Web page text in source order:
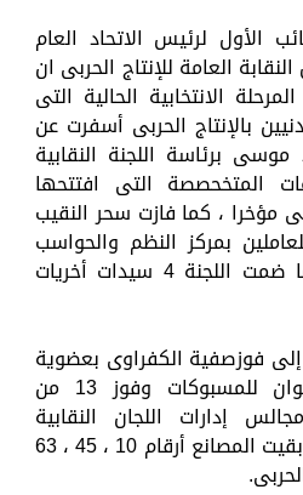
الأول لرئيس الاتحاد العام
العامة للإنتاج الحربى ان
الانتخابية الحالية التى
بالإنتاج الحربى أسفرت عن
برئاسة اللجنة النقابية
المتخحصصة التى افتتحها
مؤخرا ، كما فازت سحر النقيب
بمركز النظم والحواسب
بوزارة الإنتاج الحربى كما ضمت اللجنة 4 سيدات أخريات
إلى فوزصفية الكفراوى بعضوية
مجلس إدارة شركة حلوان للمسبوكات وفوز 13 من
إدارات اللجان النقابية
للعاملين بالمركز الطبى وبقيت المصانع أرقام 10 ، 45 ، 63